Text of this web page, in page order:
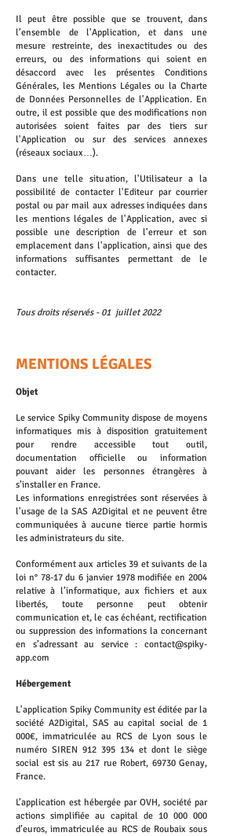
Il peut être possible que se trouvent, dans
l’ensemble de l'Application, et dans une
mesure restreinte, des inexactitudes ou des
erreurs, ou des informations qui soient en
désaccord avec les présentes Conditions
Générales, les Mentions Légales ou la Charte
de Données Personnelles de l'Application. En
outre, il est possible que des modifications non
autorisées soient faites par des tiers sur
l'Application ou sur des services annexes
(réseaux sociaux…).
Dans une telle situation, l'Utilisateur a la
possibilité de contacter l'Editeur par courrier
postal ou par mail aux adresses indiquées dans
les mentions légales de l'Application, avec si
possible une description de l'erreur et son
emplacement dans l'application, ainsi que des
informations suffisantes permettant de le
contacter.
Tous droits réservés - 01 juillet 2022
MENTIONS LÉGALES
Objet
Le service Spiky Community dispose de moyens
informatiques mis à disposition gratuitement
pour rendre accessible tout outil,
documentation officielle ou information
pouvant aider les personnes étrangères à
s’installer en France.
Les informations enregistrées sont réservées à
l'usage de la SAS A2Digital et ne peuvent être
communiquées à aucune tierce partie hormis
les administrateurs du site.
Conformément aux articles 39 et suivants de la
loi n° 78-17 du 6 janvier 1978 modifiée en 2004
relative à l’informatique, aux fichiers et aux
libertés, toute personne peut obtenir
communication et, le cas échéant, rectification
ou suppression des informations la concernant
en s’adressant au service : contact@spiky-
app.com
Hébergement
L'application Spiky Community est éditée par la
société A2Digital, SAS au capital social de 1
000€, immatriculée au RCS de Lyon sous le
numéro SIREN 912 395 134 et dont le siège
social est sis au 217 rue Robert, 69730 Genay,
France.
L’application est hébergée par OVH, société par
actions simplifiée au capital de 10 000 000
d’euros, immatriculée au RCS de Roubaix sous